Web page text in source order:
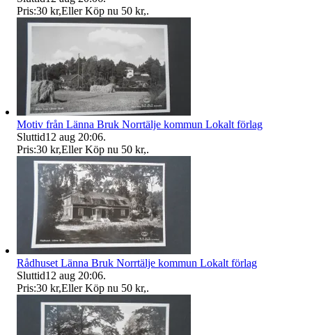
Pris:30 kr,Eller Köp nu 50 kr,.
Motiv från Länna Bruk Norrtälje kommun Lokalt förlag
Sluttid12 aug 20:06.
Pris:30 kr,Eller Köp nu 50 kr,.
Rådhuset Länna Bruk Norrtälje kommun Lokalt förlag
Sluttid12 aug 20:06.
Pris:30 kr,Eller Köp nu 50 kr,.